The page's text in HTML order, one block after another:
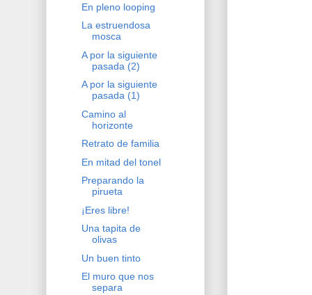
En pleno looping
La estruendosa
mosca
A por la siguiente
pasada (2)
A por la siguiente
pasada (1)
Camino al
horizonte
Retrato de familia
En mitad del tonel
Preparando la
pirueta
¡Eres libre!
Una tapita de
olivas
Un buen tinto
El muro que nos
separa